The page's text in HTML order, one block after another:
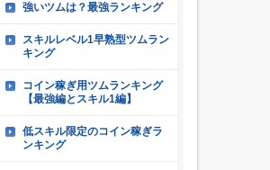
強いツムは？最強ランキング
スキルレベル1早熟型ツムラン
キング
コイン稼ぎ用ツムランキング
【最強編とスキル1編】
低スキル限定のコイン稼ぎラ
ンキング